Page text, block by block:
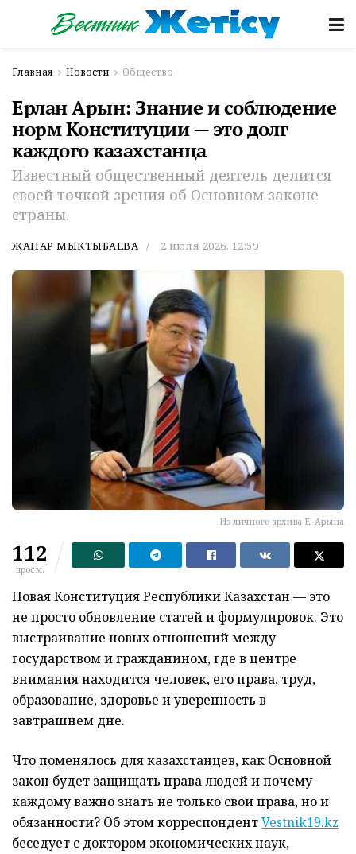
Главная Новости Общество
Ерлан Арын: Знание и соблюдение
норм Конституции — это долг
каждого казахстанца
Известный общественный деятель делится
своей точкой зрения об Основном законе
страны.
ЖАНАР МЫКТЫБАЕВА 2 июля 2026, 12:59
Из личного архива Е. Арына
112
просм.
Новая Конституция Республики Казахстан — это
не просто обновление статей и формулировок. Это
выстраивание новых отношений между
государством и гражданином, где в центре
внимания находится человек, его права, труд,
образование, здоровье и уверенность в
завтрашнем дне.
Что поменялось для казахстанцев, как Основной
закон будет защищать права людей и почему
каждому важно знать не только свои права, но и
обязанности? Об этом корреспондентVestnik19.kz
беседует с доктором экономических наук,